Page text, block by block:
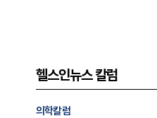
헬스인뉴스 칼럼
의학칼럼